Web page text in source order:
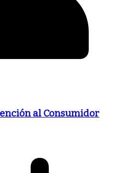
al Consumidor